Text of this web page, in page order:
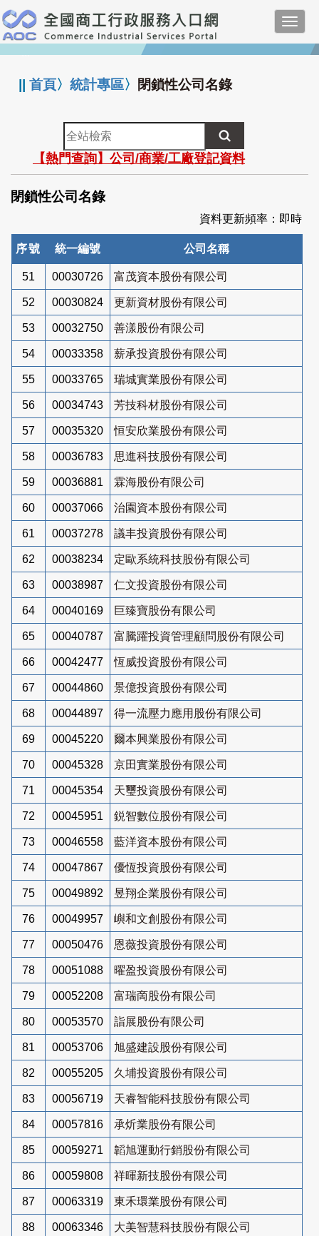
跳
到
主
要
:::
||首頁〉統計專區〉 閉鎖性公司名錄
全
站
檢
索
【熱門查詢】公司/商業/工廠登記資料
閉鎖性公司名錄
資料更新頻率：即時
序號 統一編號 公司名稱
51 00030726 富茂資本股份有限公司
52 00030824 更新資材股份有限公司
53 00032750 善漾股份有限公司
54 00033358 薪承投資股份有限公司
55 00033765 瑞城實業股份有限公司
56 00034743 芳技科材股份有限公司
57 00035320 恒安欣業股份有限公司
58 00036783 思進科技股份有限公司
59 00036881 霖海股份有限公司
60 00037066 治園資本股份有限公司
61 00037278 議丰投資股份有限公司
62 00038234 定歐系統科技股份有限公司
63 00038987 仁文投資股份有限公司
64 00040169 巨臻寶股份有限公司
65 00040787 富騰躍投資管理顧問股份有限公司
66 00042477 恆威投資股份有限公司
67 00044860 景億投資股份有限公司
68 00044897 得一流壓力應用股份有限公司
69 00045220 爾本興業股份有限公司
70 00045328 京田實業股份有限公司
71 00045354 天璽投資股份有限公司
72 00045951 鋭智數位股份有限公司
73 00046558 藍洋資本股份有限公司
74 00047867 優恆投資股份有限公司
75 00049892 昱翔企業股份有限公司
76 00049957 嶼和文創股份有限公司
77 00050476 恩薇投資股份有限公司
78 00051088 曜盈投資股份有限公司
79 00052208 富瑞啇股份有限公司
80 00053570 詣展股份有限公司
81 00053706 旭盛建設股份有限公司
82 00055205 久埔投資股份有限公司
83 00056719 天睿智能科技股份有限公司
84 00057816 承炘業股份有限公司
85 00059271 韜旭運動行銷股份有限公司
86 00059808 祥暉新技股份有限公司
87 00063319 東禾環業股份有限公司
88 00063346 大美智慧科技股份有限公司